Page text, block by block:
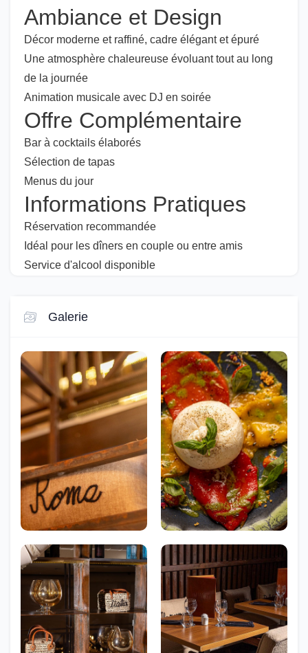
Ambiance et Design
Décor moderne et raffiné, cadre élégant et épuré
Une atmosphère chaleureuse évoluant tout au long
de la journée
Animation musicale avec DJ en soirée
Offre Complémentaire
Bar à cocktails élaborés
Sélection de tapas
Menus du jour
Informations Pratiques
Réservation recommandée
Idéal pour les dîners en couple ou entre amis
Service d'alcool disponible
Galerie